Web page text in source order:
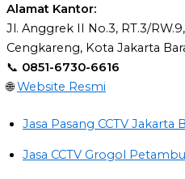
Alamat Kantor:
Jl. Anggrek II No.3, RT.3/
Cengkareng, Kota Jakarta
📞 0851-6730-6616
🌐Website Resmi
Jasa Pasang CCTV Jakarta
Jasa CCTV Grogol